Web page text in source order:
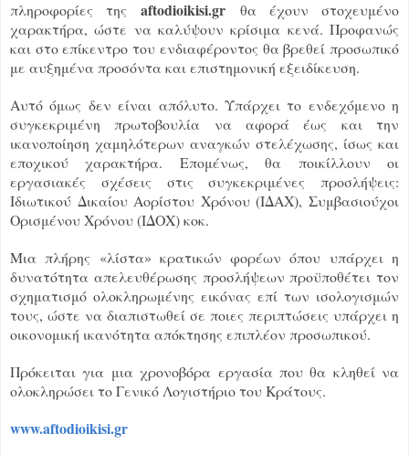
πληροφορίες τηςaftodioikisi.gr θα έχουν στοχευμένο
χαρακτήρα, ώστε να καλύψουν κρίσιμα κενά. Προφανώς
και στο επίκεντρο του ενδιαφέροντος θα βρεθεί προσωπικό
με αυξημένα προσόντα και επιστημονική εξειδίκευση.
Αυτό όμως δεν είναι απόλυτο. Υπάρχει το ενδεχόμενο η
συγκεκριμένη πρωτοβουλία να αφορά έως και την
ικανοποίηση χαμηλότερων αναγκών στελέχωσης, ίσως και
εποχικού χαρακτήρα. Επομένως, θα ποικίλλουν οι
εργασιακές σχέσεις στις συγκεκριμένες προσλήψεις:
Ιδιωτικού Δικαίου Αορίστου Χρόνου (ΙΔΑΧ), Συμβασιούχοι
Ορισμένου Χρόνου (ΙΔΟΧ) κοκ.
Μια πλήρης «λίστα» κρατικών φορέων όπου υπάρχει η
δυνατότητα απελευθέρωσης προσλήψεων προϋποθέτει τον
σχηματισμό ολοκληρωμένης εικόνας επί των ισολογισμών
τους, ώστε να διαπιστωθεί σε ποιες περιπτώσεις υπάρχει η
οικονομική ικανότητα απόκτησης επιπλέον προσωπικού.
Πρόκειται για μια χρονοβόρα εργασία που θα κληθεί να
ολοκληρώσει το Γενικό Λογιστήριο του Κράτους.
www.aftodioikisi.gr